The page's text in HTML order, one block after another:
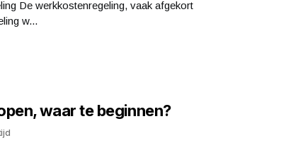
De werkkostenregeling, vaak afgekort
w...
waar te beginnen?